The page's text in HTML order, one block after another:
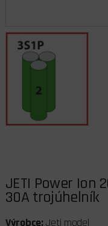
JETI Power Ion
30A trojúhelník
Výrobce: Jeti model